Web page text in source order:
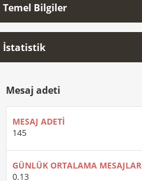
Temel Bilgiler
İstatistik
Mesaj adeti
MESAJ ADETI
145
GÜNLÜK ORTALAMA MESAJLAR
0.13